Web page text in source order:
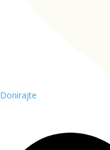
Donirajte